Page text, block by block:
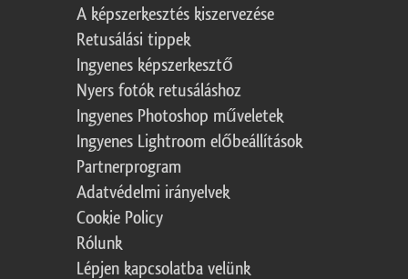
A képszerkesztés kiszervezése
Retusálási tippek
Ingyenes képszerkesztő
Nyers fotók retusáláshoz
Ingyenes Photoshop műveletek
Ingyenes Lightroom előbeállítások
Partnerprogram
Adatvédelmi irányelvek
Cookie Policy
Rólunk
Lépjen kapcsolatba velünk